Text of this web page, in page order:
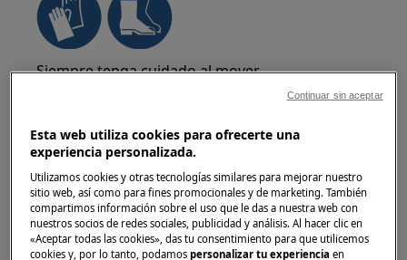
Siempre tenga cuidado al mover
electrodomésticos. Para los aparatos pesados
Utilice siempre guantes de seguridad y calzado
de protección. Lleve guantes de seguridad en
todo momento para protegerse de cortes con
bordes afilados.
Esta web utiliza cookies para ofrecerte una
experiencia personalizada.
Utilizamos cookies y otras tecnologías similares para mejorar nuestro
sitio web, así como para fines promocionales y de marketing. También
compartimos información sobre el uso que le das a nuestra web con
nuestros socios de redes sociales, publicidad y análisis. Al hacer clic en
«Aceptar todas las cookies», das tu consentimiento para que utilicemos
cookies y, por lo tanto, podamospersonalizar tu experienciaen
Continuar sin aceptar